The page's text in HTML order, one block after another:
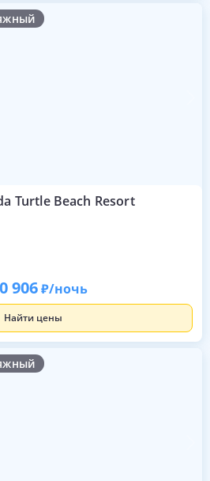
Turtle Beach Resort
906 /ночь
Найти цены